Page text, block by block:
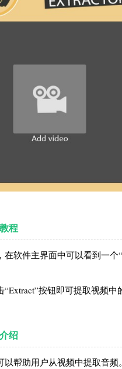
程
软件主界面中可以看到一
按钮即可提取视频
绍
帮助用户从视频中提取音频。